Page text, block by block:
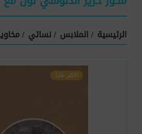
الرئيسية /الملابس /نسائي /
الاكثر طلباً